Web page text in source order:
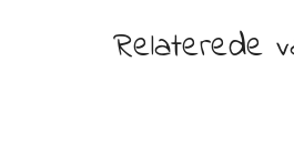
Relaterede